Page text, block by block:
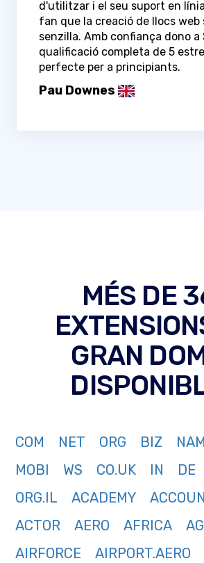
d'utilitzar i el seu suport en
fan que la creació de llocs web
senzilla. Amb confiança dono a
qualificació completa de 5
perfecte per a principiants.
Pau Downes
MÉS DE
GRAN
COM NET ORG BIZ
MOBI
WS CO.UK IN DE
ORG.IL
ACADEMY
ACTOR
AERO AFRICA
AIRFORCE
AIRPORT.AERO